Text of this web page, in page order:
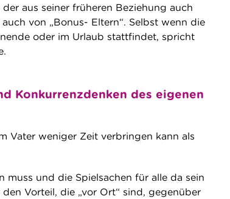
aus seiner früheren Beziehung auch
von „Bonus- Eltern“. Selbst wenn die
oder im Urlaub stattfindet, spricht
Konkurrenzdenken des eigenen
Vater weniger Zeit verbringen kann als
und die Spielsachen für alle da sein
Vorteil, die „vor Ort“ sind, gegenüber